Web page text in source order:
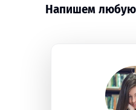
Напишем любую